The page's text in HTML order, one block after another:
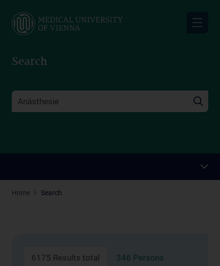
main
Search
Home Search
6175 Results total 346 Persons